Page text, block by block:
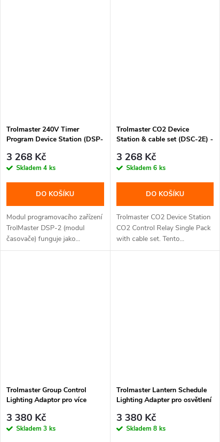
Trolmaster 240V Timer
Program Device Station (DSP-
koncovka)
3 268 Kč
Skladem 4 ks
DO KOŠÍKU
Modul programovacího zařízení
TrolMaster DSP-2 (modul
časovače) funguje jako...
Trolmaster CO2 Device
Station & cable set (DSC-2E) -
koncovka)
3 268 Kč
Skladem 6 ks
DO KOŠÍKU
Trolmaster CO2 Device Station
CO2 Control Relay Single Pack
with cable set. Tento...
Trolmaster Group Control
Lighting Adaptor pro více
(LMA-G)
3 380 Kč
Skladem 3 ks
Trolmaster Lantern Schedule
Lighting Adapter pro osvětlení
3 380 Kč
Skladem 8 ks